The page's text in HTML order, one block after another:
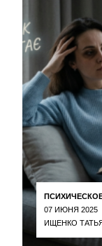
07 ИЮНЯ 2025
ИЩЕНКО